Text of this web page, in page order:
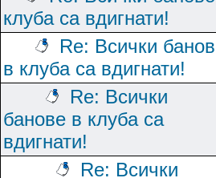
клуба са вдигнати!
Re: Всички
в клуба са вдигнати!
Re: Всички
банове в клуба са
вдигнати!
Re: Всички